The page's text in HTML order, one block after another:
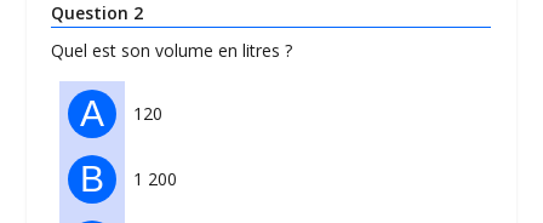
Question 2
Quel est son volume en litres ?
A 120
B 1 200